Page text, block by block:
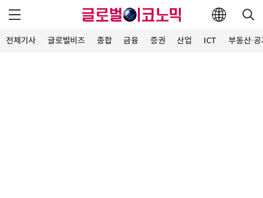
전체기사 글로벌비즈 종합 금융 증권 산업 ICT 부동산·